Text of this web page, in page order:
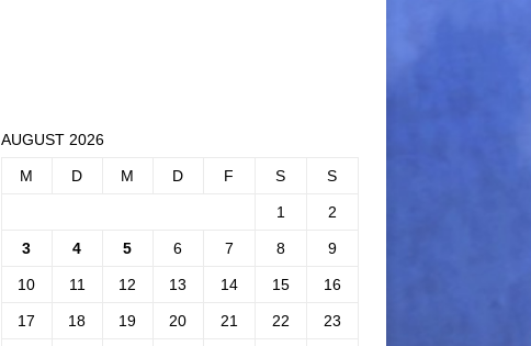
AUGUST 2026
M D M D F S S
1 2
3 4 5 6 7 8 9
10 11 12 13 14 15 16
17 18 19 20 21 22 23